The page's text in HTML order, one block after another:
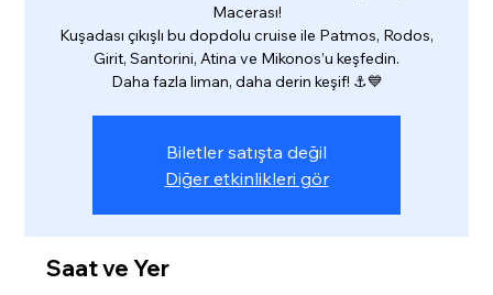
Macerası!
Kuşadası çıkışlı bu dopdolu cruise ile Patmos, Rodos,
Girit, Santorini, Atina ve Mikonos’u keşfedin.
Daha fazla liman, daha derin keşif! ⚓💙
Biletler satışta değil
Diğer etkinlikleri gör
Saat ve Yer